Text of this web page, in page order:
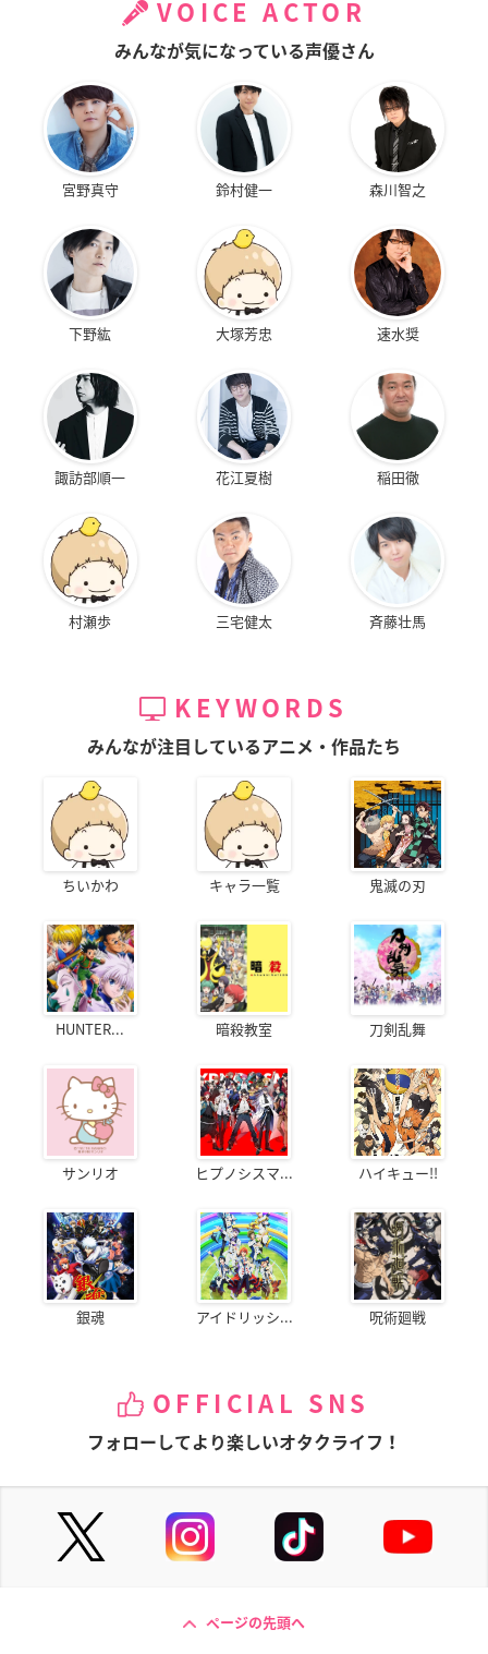
VOICE ACTOR
みんなが気になっている声優さん
宮野真守 鈴村健一 森川智之
下野紘 大塚芳忠 速水奨
諏訪部順一 花江夏樹 稲田徹
村瀬歩 三宅健太 斉藤壮馬
KEYWORDS
みんなが注目しているアニメ・作品たち
ちいかわ キャラ一覧 鬼滅の刃
HUNTER... 暗殺教室 刀剣乱舞
サンリオ ヒプノシスマ... ハイキュー!!
銀魂 アイドリッシ... 呪術廻戦
OFFICIAL SNS
フォローしてより楽しいオタクライフ！
ページの先頭へ